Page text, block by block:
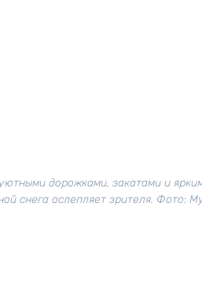
дорожками, закатами и
снега ослепляет зрителя. Фото: